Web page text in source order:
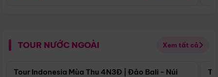
TOUR NƯỚC NGOÀI Xem tất cả
Điểm nổi bật
Tour Indonesia Mùa Thu 4N3Đ | Đảo Bali - Núi